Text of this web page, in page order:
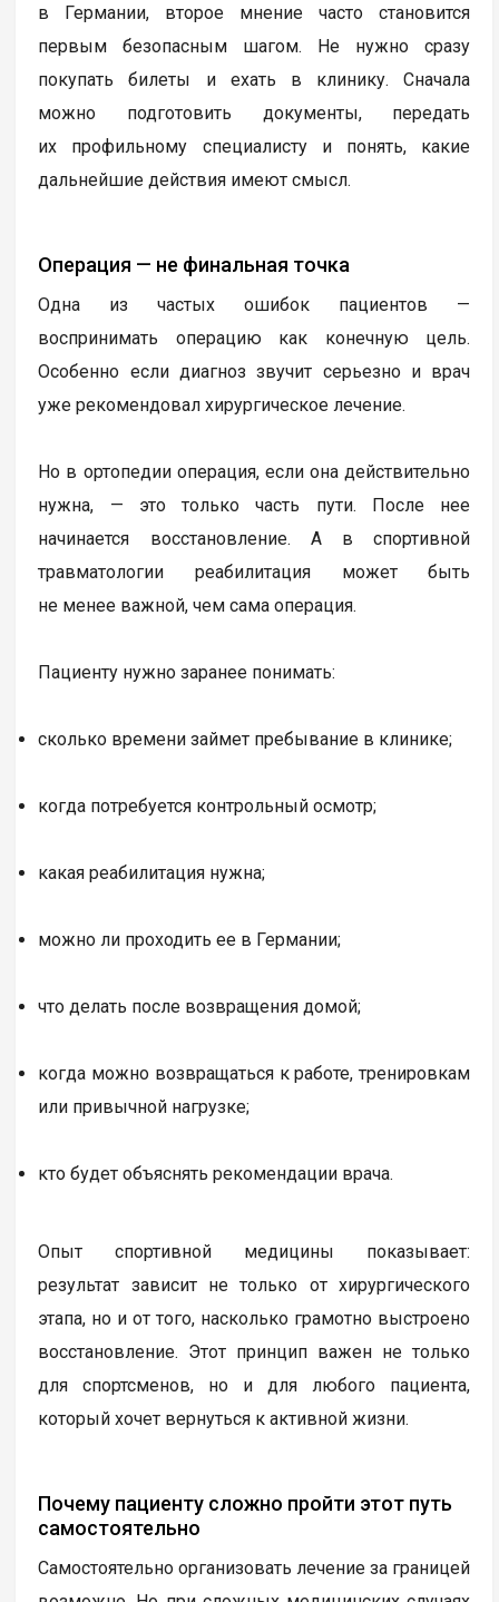
в Германии, второе мнение часто становится
первым безопасным шагом. Не нужно сразу
покупать билеты и ехать в клинику. Сначала
можно подготовить документы, передать
их профильному специалисту и понять, какие
дальнейшие действия имеют смысл.
Операция — не финальная точка
Одна из частых ошибок пациентов —
воспринимать операцию как конечную цель.
Особенно если диагноз звучит серьезно и врач
уже рекомендовал хирургическое лечение.
Но в ортопедии операция, если она действительно
нужна, — это только часть пути. После нее
начинается восстановление. А в спортивной
травматологии реабилитация может быть
не менее важной, чем сама операция.
Пациенту нужно заранее понимать:
сколько времени займет пребывание в клинике;
когда потребуется контрольный осмотр;
какая реабилитация нужна;
можно ли проходить ее в Германии;
что делать после возвращения домой;
когда можно возвращаться к работе, тренировкам
или привычной нагрузке;
кто будет объяснять рекомендации врача.
Опыт спортивной медицины показывает:
результат зависит не только от хирургического
этапа, но и от того, насколько грамотно выстроено
восстановление. Этот принцип важен не только
для спортсменов, но и для любого пациента,
который хочет вернуться к активной жизни.
Почему пациенту сложно пройти этот путь
самостоятельно
Самостоятельно организовать лечение за границей